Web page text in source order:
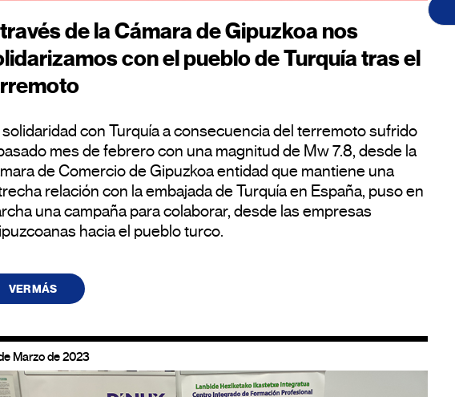
de la Cámara de Gipuzkoa nos
con el pueblo de Turquía tras el
solidaridad con Turquía a consecuencia del terremoto sufrido
mes de febrero con una magnitud de Mw 7.8, desde la
de Comercio de Gipuzkoa entidad que mantiene una
relación con la embajada de Turquía en España, puso en
una campaña para colaborar, desde las empresas
hacia el pueblo turco.
VER MÁS
Marzo de 2023